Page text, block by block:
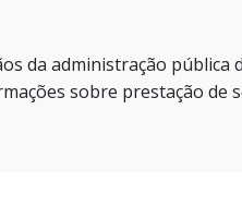
da administração
sobre prestação de